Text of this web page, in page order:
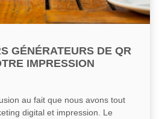
GÉNÉRATEURS DE QR
IMPRESSION
au fait que nous avons tout
digital et impression. Le